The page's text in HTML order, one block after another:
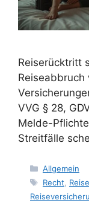
Reiserücktritt
VVG § 28,
Melde-
Streitfälle
Kategorien
Allgemein
Recht